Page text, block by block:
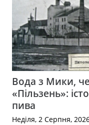
Вода з Мики,
«Пільзень»:
пива
Неділя, 2 Серпня,